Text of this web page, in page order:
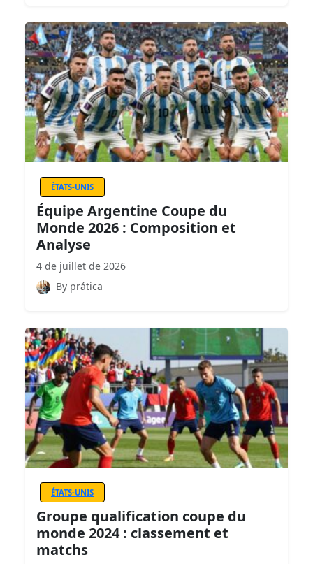
ÉTATS-UNIS
Équipe Argentine Coupe du
Monde 2026 : Composition et
Analyse
4 de juillet de 2026
By prática
ÉTATS-UNIS
Groupe qualification coupe du
monde 2024 : classement et
matchs